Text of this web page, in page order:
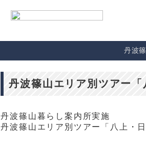
丹波
丹波篠山エリア別ツアー「
丹波篠山暮らし案内所実施
丹波篠山エリア別ツアー「八上・